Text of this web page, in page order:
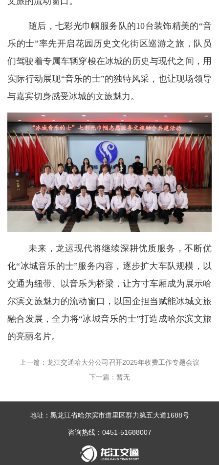
随后，七彩光巾帼服务队的10台装饰精美的“音
乐的士”率先开启花园历史文化街区巡游之旅，队员
们驾驶着专属车辆穿梭在冰城的历史与现代之间，用
实际行动展现“音乐的士”的独特风采，也让现场领导
与嘉宾切身感受冰城的文旅魅力。
未来，龙运现代将继续深耕优质服务，不断优
化“冰城音乐的士”服务内容，逐步扩大车队规模，以
交通为纽带、以音乐为桥梁，让方寸车厢成为展示哈
尔滨文旅魅力的流动窗口，以国企担当赋能冰城文旅
融合发展，全力将“冰城音乐的士”打造成哈尔滨文旅
的亮丽名片。
上一篇：龙江交通哈大分公司召开2025年收费工作专题会议
下一篇：暂无
地址：黑龙江省哈尔滨市道里区群力第五大道1688号
咨询热线：0451-51688007